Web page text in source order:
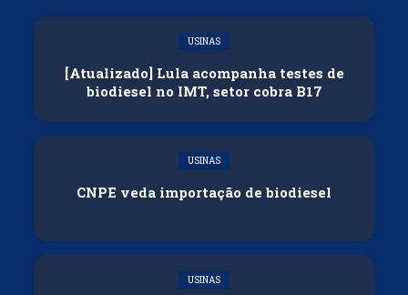
USINAS
[Atualizado] Lula acompanha testes de
biodiesel no IMT, setor cobra B17
USINAS
CNPE veda importação de biodiesel
USINAS